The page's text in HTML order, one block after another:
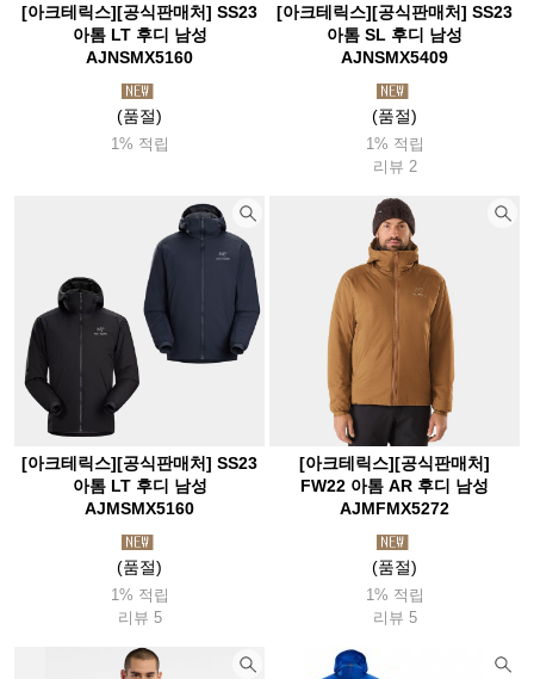
[아크테릭스][공식판매처] SS23
아톰 LT 후디 남성
AJNSMX5160
(품절)
1% 적립
[아크테릭스][공식판매처] SS23
아톰 SL 후디 남성
AJNSMX5409
(품절)
1% 적립
리뷰 2
[아크테릭스][공식판매처] SS23
아톰 LT 후디 남성
AJMSMX5160
(품절)
1% 적립
리뷰 5
[아크테릭스][공식판매처]
FW22 아톰 AR 후디 남성
AJMFMX5272
(품절)
1% 적립
리뷰 5